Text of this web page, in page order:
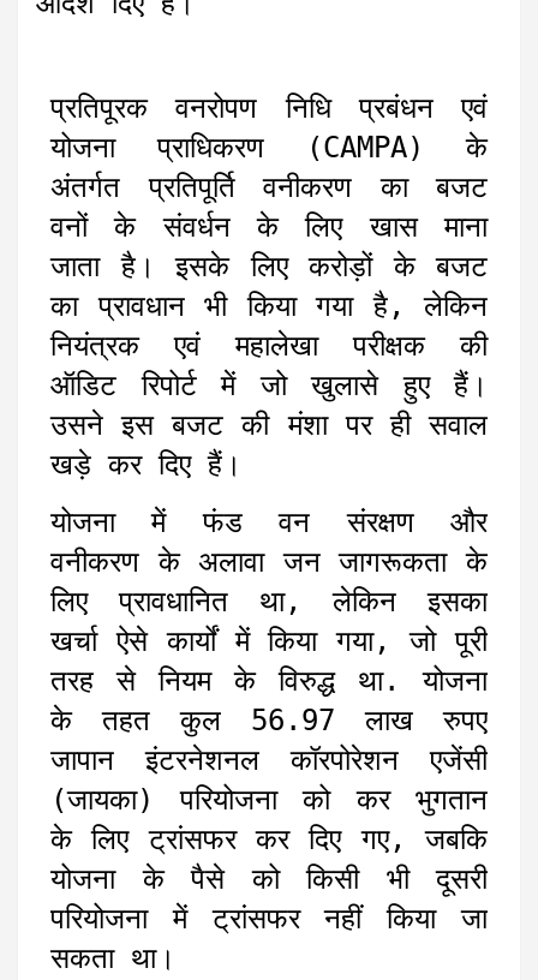
प्रतिपूरक वनरोपण निधि प्रबंधन एवं
योजना प्राधिकरण (CAMPA) के
अंतर्गत प्रतिपूर्ति वनीकरण का बजट
वनों के संवर्धन के लिए खास माना
जाता है। इसके लिए करोड़ों के बजट
का प्रावधान भी किया गया है, लेकिन
नियंत्रक एवं महालेखा परीक्षक की
ऑडिट रिपोर्ट में जो खुलासे हुए हैं।
उसने इस बजट की मंशा पर ही सवाल
खड़े कर दिए हैं।
योजना में फंड वन संरक्षण और
वनीकरण के अलावा जन जागरूकता के
लिए प्रावधानित था, लेकिन इसका
खर्चा ऐसे कार्यों में किया गया, जो पूरी
तरह से नियम के विरुद्ध था. योजना
के तहत कुल 56.97 लाख रुपए
जापान इंटरनेशनल कॉरपोरेशन एजेंसी
(जायका) परियोजना को कर भुगतान
के लिए ट्रांसफर कर दिए गए, जबकि
योजना के पैसे को किसी भी दूसरी
परियोजना में ट्रांसफर नहीं किया जा
सकता था।